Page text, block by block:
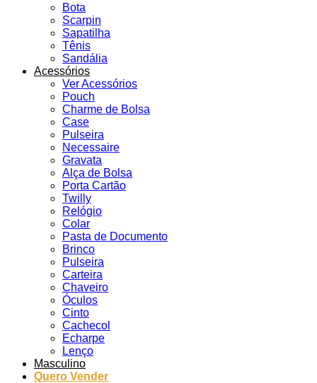
Bota
Scarpin
Sapatilha
Tênis
Sandália
Acessórios
Ver Acessórios
Pouch
Charme de Bolsa
Case
Pulseira
Necessaire
Gravata
Alça de Bolsa
Porta Cartão
Twilly
Relógio
Colar
Pasta de Documento
Brinco
Pulseira
Carteira
Chaveiro
Óculos
Cinto
Cachecol
Echarpe
Lenço
Masculino
Quero Vender